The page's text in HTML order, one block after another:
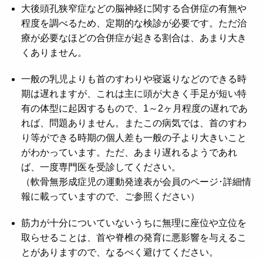
大後頭孔狭窄症などの脳神経に関する合併症の有無や
程度を調べるため、定期的な検診が必要です。ただ治
療が必要なほどの合併症が起きる割合は、あまり大き
くありません。
一般の乳児よりも首のすわりや寝返りなどのできる時
期は遅れますが、これは主に頭が大きく手足が短い特
有の体型に起因するもので、1～2ヶ月程度の遅れであ
れば、問題ありません。またこの病気では、首のすわ
り等ができる時期の個人差も一般の子より大きいこと
がわかっています。ただ、あまり遅れるようであれ
ば、一度専門医を受診してください。
（軟骨無形成症児の運動発達表が会員のページ･詳細情
報に載っていますので、ご参照ください）
筋力が十分についていないうちに無理に座位や立位を
取らせることは、首や脊椎の発育に悪影響を与えるこ
とがありますので、なるべく避けてください。